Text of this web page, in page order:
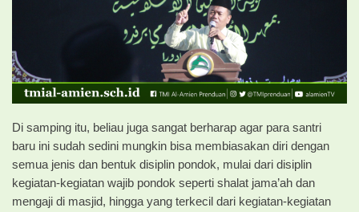
Di samping itu, beliau juga sangat berharap agar para santri
baru ini sudah sedini mungkin bisa membiasakan diri dengan
semua jenis dan bentuk disiplin pondok, mulai dari disiplin
kegiatan-kegiatan wajib pondok seperti shalat jama’ah dan
mengaji di masjid, hingga yang terkecil dari kegiatan-kegiatan